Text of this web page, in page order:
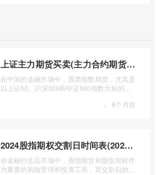
上证主力期货买卖(主力合约期货市场大盘)
在中国的金融市场中，股票指数期货，尤其是
以上证50、沪深300和中证500指数为标的的
· 8个月前
2024股指期权交割日时间表(2024股指期货交割日)
在金融衍生品市场中，股指期货和股指期权作
为重要的风险管理和投资工具，其交割日的设